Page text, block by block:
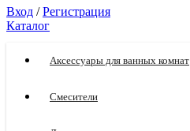
Вход /Регистрация
Каталог
Аксессуары для ванных комнат
Смесители